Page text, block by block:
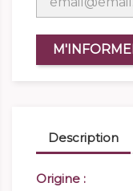
Description
Origine :